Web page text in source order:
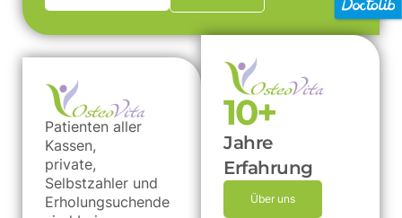
Patienten aller
Kassen,
private,
Selbstzahler und
Erholungsuchende
Jahre
Erfahrung
10+
Über uns